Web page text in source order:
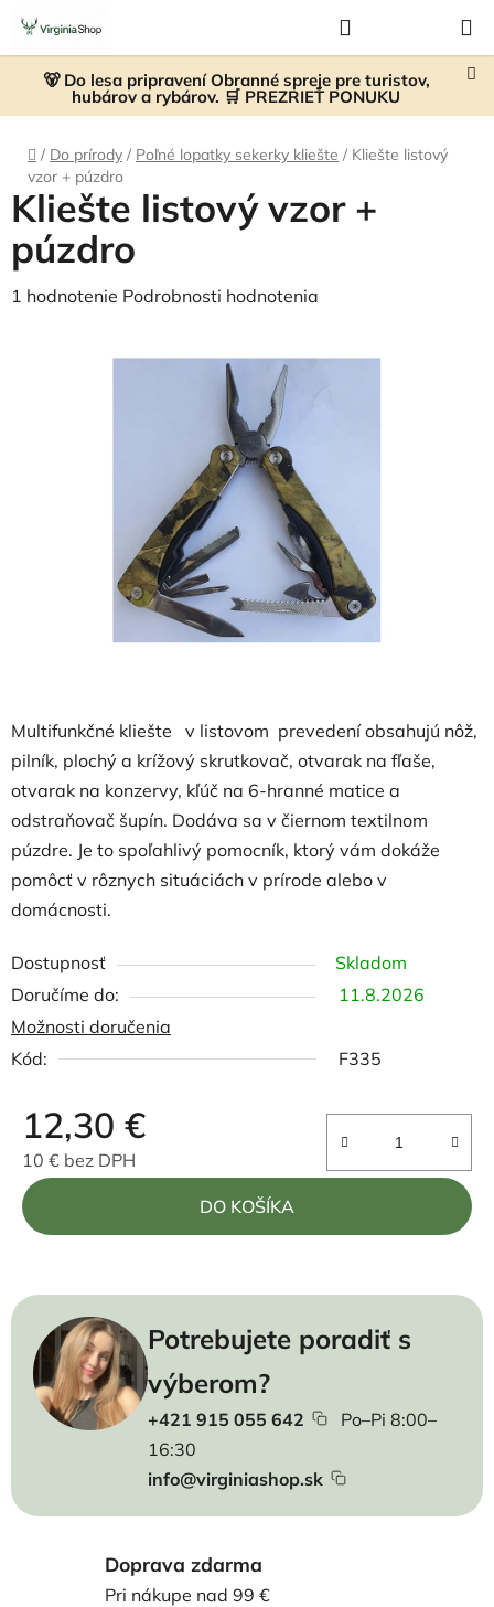
Prejsť
obsah
🐻 Do lesa pripravení Obranné spreje pre turistov,
hubárov a rybárov. 🛒 PREZRIEŤ PONUKU
KOŠÍK
Domov
/ Do prírody / Poľné lopatky sekerky kliešte / Kliešte listový
vzor + púzdro
Multifunkčné kliešte v listovom prevedení obsahujú nôž,
pilník, plochý a krížový skrutkovač, otvarak na fľaše,
otvarak na konzervy, kľúč na 6-hranné matice a
odstraňovač šupín. Dodáva sa v čiernom textilnom
púzdre. Je to spoľahlivý pomocník, ktorý vám dokáže
pomôcť v rôznych situáciách v prírode alebo v
domácnosti.
Dostupnosť
Skladom
11.8.2026
Možnosti doručenia
Kód:
F335
12,30 €
10 € bez DPH
Jednotková cena:
DO KOŠÍKA
Potrebujete poradiť s
výberom?
+421 915 055 642
Po–Pi 8:00–
16:30
info@virginiashop.sk
Kliešte listový vzor +
púzdro
Priemerné
1 hodnotenie Podrobnosti hodnotenia
Doprava zdarma
Pri nákupe nad 99 €